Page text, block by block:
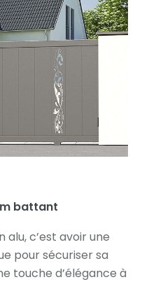
battant
c’est avoir une
pour sécuriser sa
touche d’élégance à